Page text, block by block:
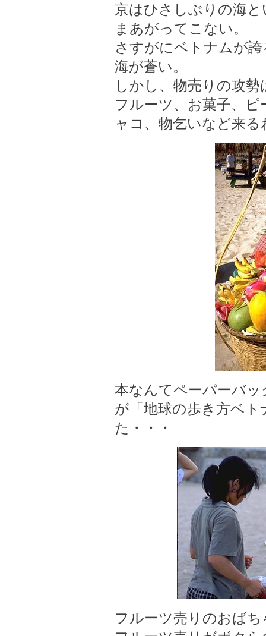
京はひさしぶりの海
まあがってこない。
さすがにベトナムが
海が蒼い。
しかし、物売りの攻
フルーツ、お菓子、
ャコ、物乞いなど来る
本なんてペーパーバ
が「地球の歩き方ベ
た・・・
フルーツ売りのおば